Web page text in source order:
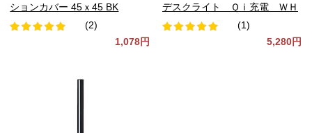
ションカバー 45ｘ45 BK
(2)
1,078円
デスクライト Ｑｉ充電 ＷＨ
(1)
5,280円